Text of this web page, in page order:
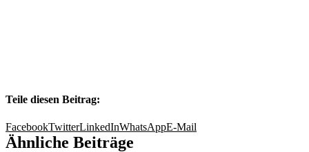
Teile diesen Beitrag:
FacebookTwitterLinkedInWhatsAppE-Mail
Ähnliche Beiträge